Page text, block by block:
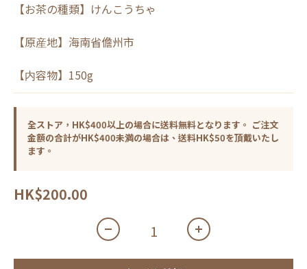
【お茶の種類】けんこうちゃ
【原産地】海南省儋州市
【内容物】150g
全ストア，HK$400以上の場合に送料無料となります。 ご注文
金額の合計がHK$400未満の場合は、送料HK$50を頂戴いたし
ます。
HK$200.00